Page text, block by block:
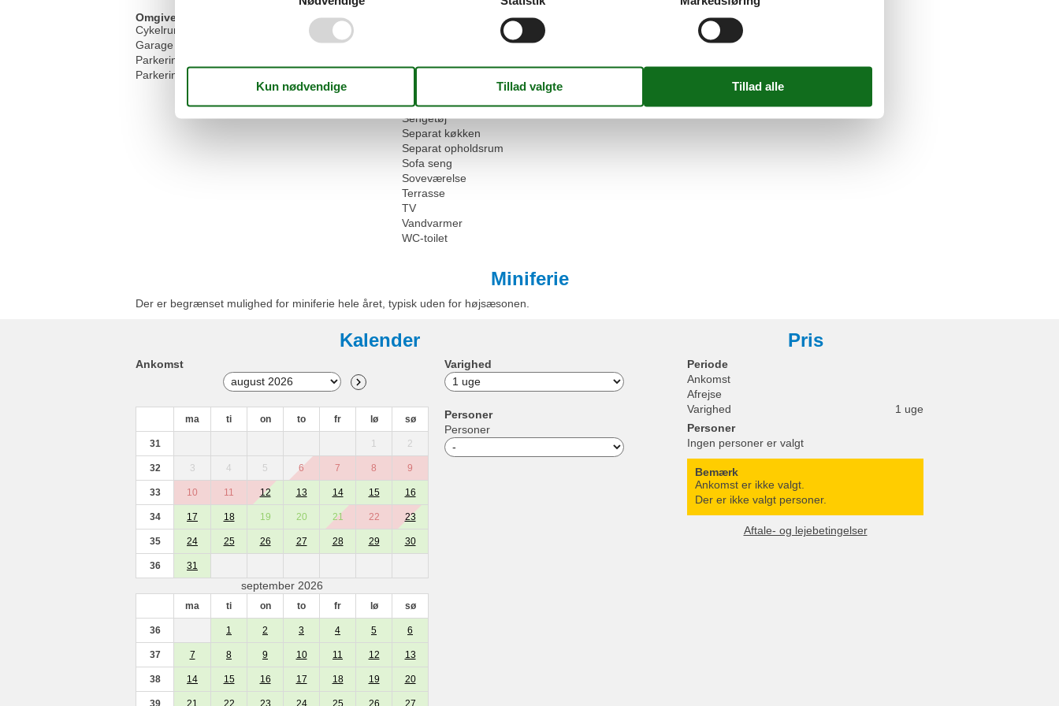
Omgivende faciliteter
Cykelrum
Garage
Parkeringskælder
Parkeringsplads
Opvarmet
Ovn
Sengetøj
Separat køkken
Separat opholdsrum
Sofa seng
Soveværelse
Terrasse
TV
Vandvarmer
WC-toilet
Miniferie
Der er begrænset mulighed for miniferie hele året, typisk uden for højsæsonen.
Kalender
Ankomst
ma ti on to fr lø sø
31 1 2
32 3 4 5 6 7 8 9
33 10 11 12 13 14 15 16
34 17 18 19 20 21 22 23
35 24 25 26 27 28 29 30
36 31
september 2026
ma ti on to fr lø sø
36 1 2 3 4 5 6
37 7 8 9 10 11 12 13
38 14 15 16 17 18 19 20
39 21 22 23 24 25 26 27
Varighed
Personer
Personer
Pris
Periode
Ankomst
Afrejse
Varighed
1 uge
Personer
Ingen personer er valgt
Bemærk
Ankomst er ikke valgt.
Der er ikke valgt personer.
Aftale- og lejebetingelser